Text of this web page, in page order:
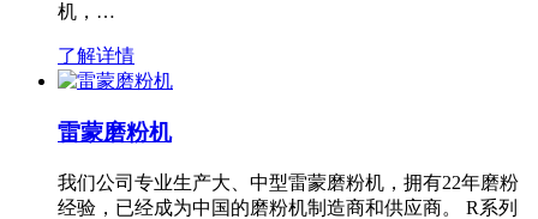
机，…
了解详情
雷蒙磨粉机
我们公司专业生产大、中型雷蒙磨粉机，拥有22年磨粉
经验，已经成为中国的磨粉机制造商和供应商。 R系列